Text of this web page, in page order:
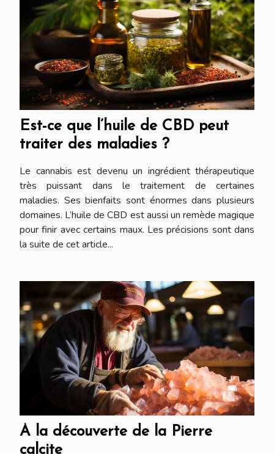
Est-ce que l’huile de CBD peut
traiter des maladies ?
Le cannabis est devenu un ingrédient thérapeutique
très puissant dans le traitement de certaines
maladies. Ses bienfaits sont énormes dans plusieurs
domaines. L’huile de CBD est aussi un remède magique
pour finir avec certains maux. Les précisions sont dans
la suite de cet article...
À la découverte de la Pierre
calcite